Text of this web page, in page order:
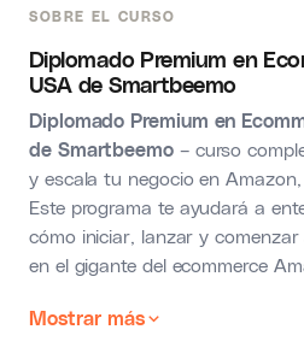
SOBRE EL CURSO
Diplomado Premium en
USA de Smartbeemo
Diplomado Premium en
de Smartbeemo– curso
y escala tu negocio en
Este programa te ayudará a
cómo iniciar, lanzar y
en el gigante del ecommerce
Mostrar más